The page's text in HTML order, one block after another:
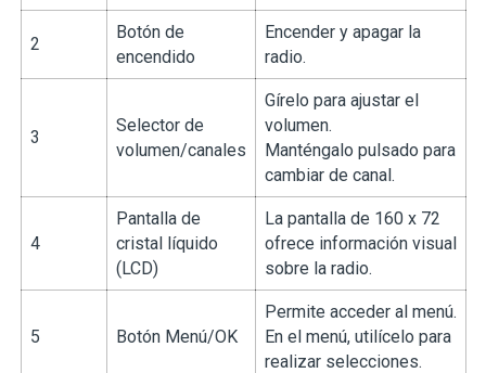
2
Botón de
encendido
Encender y apagar la
radio.
3
Selector de
volumen/canales
Gírelo para ajustar el
volumen.
Manténgalo pulsado para
cambiar de canal.
4
Pantalla de
cristal líquido
(LCD)
La pantalla de 160 x 72
ofrece información visual
sobre la radio.
5 Botón Menú/OK
Permite acceder al menú.
En el menú, utilícelo para
realizar selecciones.